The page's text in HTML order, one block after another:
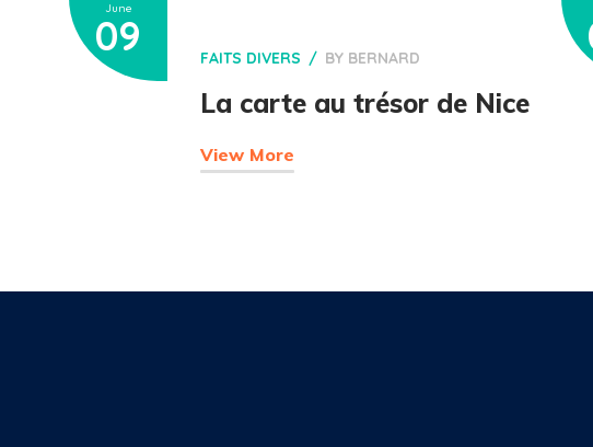
June
09 FAITS DIVERS BY BERNARD
La carte au trésor de Nice
View More